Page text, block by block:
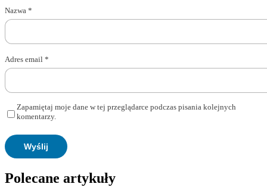
Nazwa *
Adres email *
Zapamiętaj moje dane w tej przeglądarce podczas pisania kolejnych
komentarzy.
Polecane artykuły